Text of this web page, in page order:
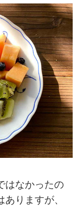
はなかったの
りますが、